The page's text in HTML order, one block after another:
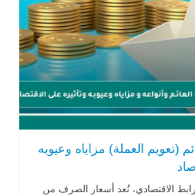
(تعويم العملة) مزاياه وعيوبه
الاقتصادي، تُعد أسعار الصرف من